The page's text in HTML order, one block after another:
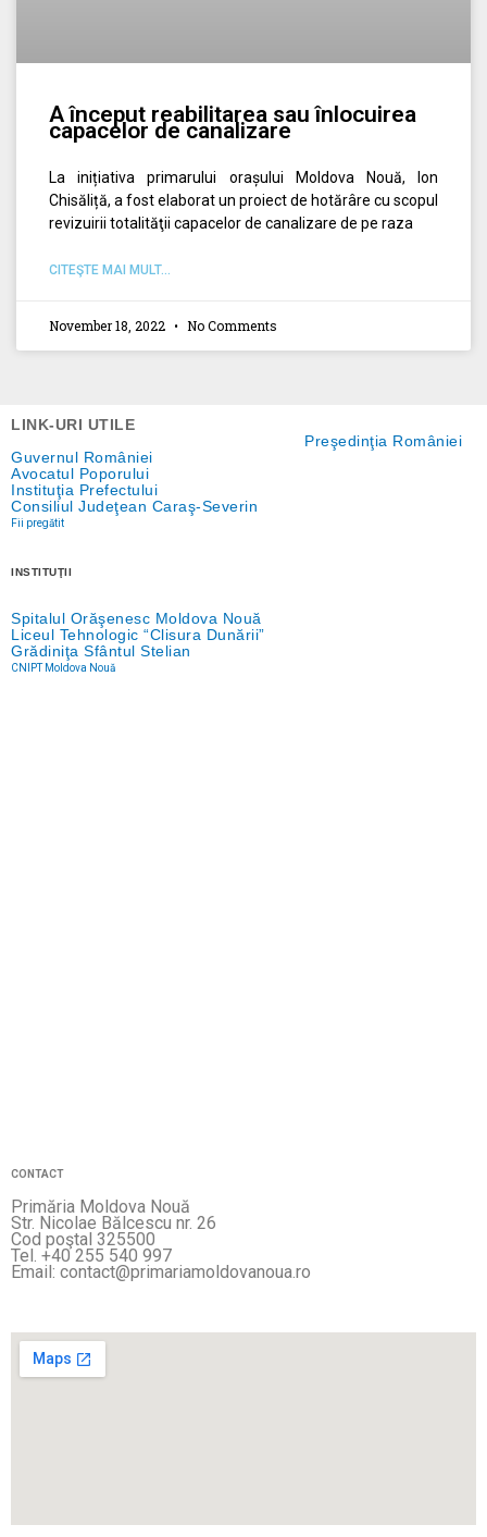
A început reabilitarea sau înlocuirea
capacelor de canalizare
La inițiativa primarului orașului Moldova Nouă, Ion
Chisăliță, a fost elaborat un proiect de hotărâre cu scopul
revizuirii totalităţii capacelor de canalizare de pe raza
CITEŞTE MAI MULT...
November 18, 2022 No Comments
LINK-URI UTILE
Preşedinţia României
Guvernul României
Avocatul Poporului
Instituţia Prefectului
Consiliul Judeţean Caraş-Severin
Fii pregătit
INSTITUŢII
Spitalul Orăşenesc Moldova Nouă
Liceul Tehnologic “Clisura Dunării”
Grădiniţa Sfântul Stelian
CNIPT Moldova Nouă
CONTACT
Primăria Moldova Nouă
Str. Nicolae Bălcescu nr. 26
Cod poştal 325500
Tel. +40 255 540 997
Email: contact@primariamoldovanoua.ro